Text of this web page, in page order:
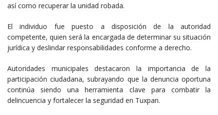
así como recuperar la unidad robada.
El individuo fue puesto a disposición de la autoridad
competente, quien será la encargada de determinar su situación
jurídica y deslindar responsabilidades conforme a derecho.
Autoridades municipales destacaron la importancia de la
participación ciudadana, subrayando que la denuncia oportuna
continúa siendo una herramienta clave para combatir la
delincuencia y fortalecer la seguridad en Tuxpan.